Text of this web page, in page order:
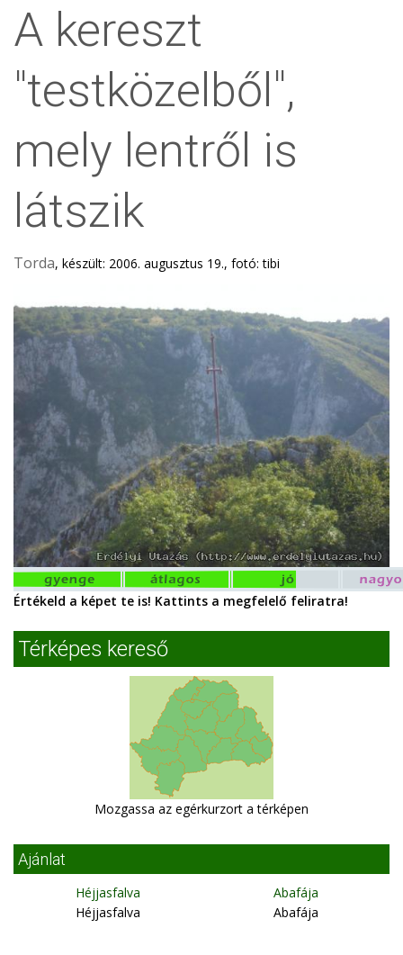
A kereszt
"testközelből",
mely lentről is
látszik
Torda, készült: 2006. augusztus 19., fotó: tibi
Értékeld a képet te is! Kattints a megfelelő feliratra!
Térképes kereső
Mozgassa az egérkurzort a térképen
Ajánlat
Héjjasfalva
Héjjasfalva
Abafája
Abafája